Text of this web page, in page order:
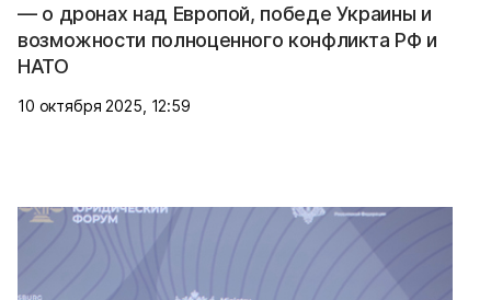
— о дронах над Европой, победе Украины и
возможности полноценного конфликта РФ и
НАТО
10 октября 2025, 12:59